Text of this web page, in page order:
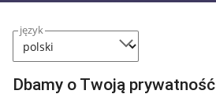
język
Dbamy o Twoją prywatność